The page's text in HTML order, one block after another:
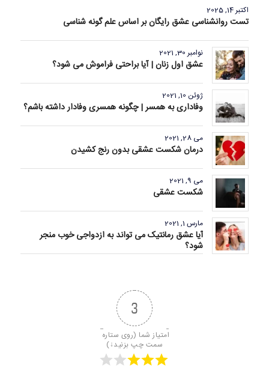
اکتبر 14, 2025
تست روانشناسی عشق رایگان بر اساس علم گونه شناسی
نوامبر 30, 2021
عشق اول زنان | آیا براحتی فراموش می شود؟
ژوئن 10, 2021
وفاداری به همسر | چگونه همسری وفادار داشته باشم؟
می 28, 2021
درمان شکست عشقی بدون رنج کشیدن
می 9, 2021
شکست عشقی
مارس 1, 2021
آیا عشق رمانتیک می تواند به ازدواجی خوب منجر
شود؟
3
امتیاز شما (روی ستاره
سمت چپ بزنید↓)